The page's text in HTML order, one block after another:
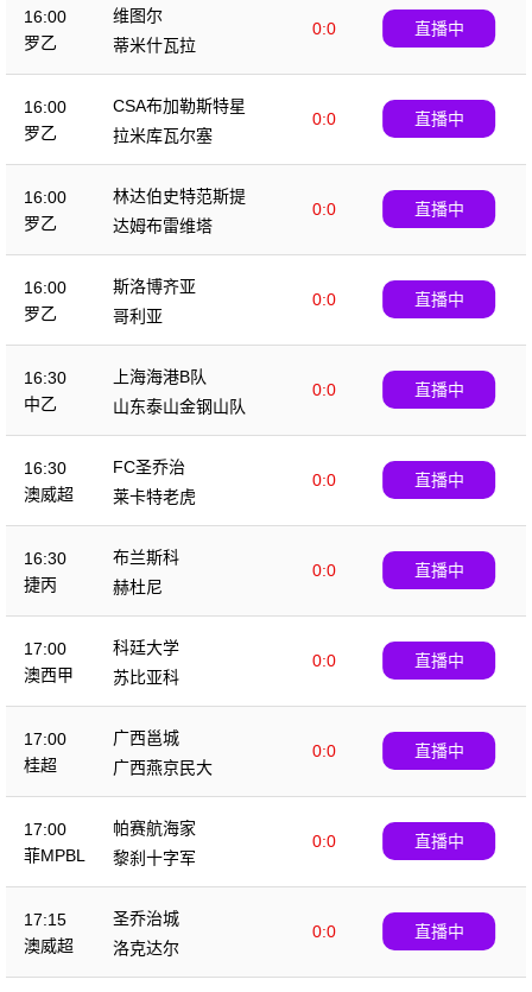
16:00
罗乙
维图尔
0:0
蒂米什瓦拉
直播中
16:00
罗乙
CSA布加勒斯特星
0:0
拉米库瓦尔塞
直播中
16:00
罗乙
林达伯史特范斯提
0:0
达姆布雷维塔
直播中
16:00
罗乙
斯洛博齐亚
0:0
哥利亚
直播中
16:30
中乙
上海海港B队
0:0
山东泰山金钢山队
直播中
16:30
澳威超
FC圣乔治
0:0
莱卡特老虎
直播中
16:30
捷丙
布兰斯科
0:0
赫杜尼
直播中
17:00
澳西甲
科廷大学
0:0
苏比亚科
直播中
17:00
桂超
广西邕城
0:0
广西燕京民大
直播中
17:00
菲MPBL
帕赛航海家
0:0
黎刹十字军
直播中
17:15
澳威超
圣乔治城
0:0
洛克达尔
直播中